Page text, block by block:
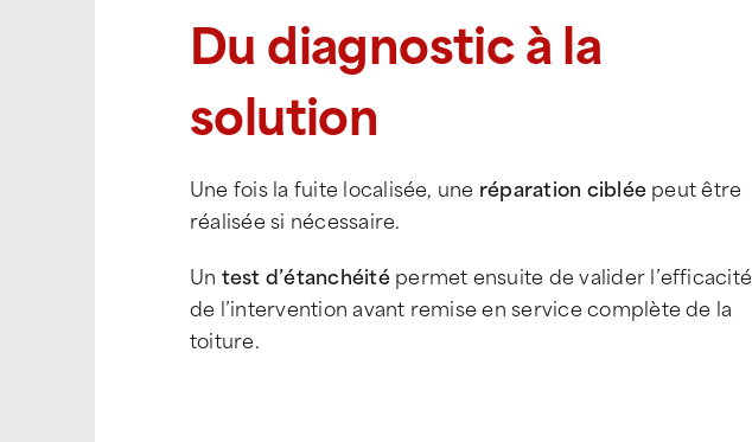
Du diagnostic à la
solution
Une fois la fuite localisée, une réparation cibléepeut être
réalisée si nécessaire.
Un test d’étanchéitépermet ensuite de valider l’efficacité
de l’intervention avant remise en service complète de la
toiture.